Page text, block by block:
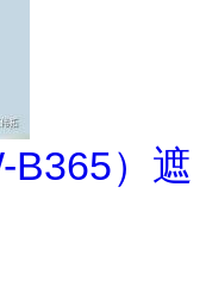
B365）遮